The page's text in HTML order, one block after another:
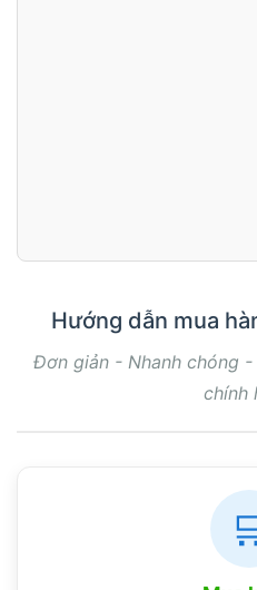
Hướng dẫn mua
Đơn giản - Nhanh chóng
chính